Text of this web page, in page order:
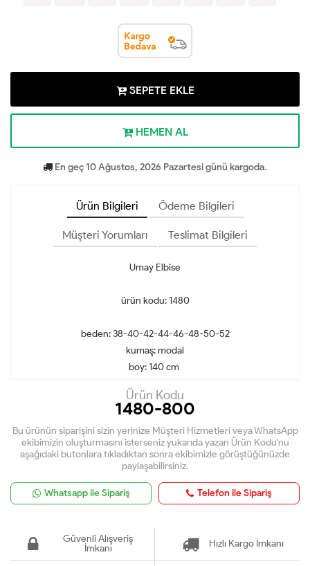
SEPETE EKLE
HEMEN AL
En geç 10 Ağustos, 2026 Pazartesi günü kargoda.
Ürün Bilgileri Ödeme Bilgileri
Müşteri Yorumları Teslimat Bilgileri
Umay Elbise
ürün kodu: 1480
beden: 38-40-42-44-46-48-50-52
kumaş: modal
boy: 140 cm
Ürün Kodu
1480-800
Bu ürünün siparişini sizin yerinize Müşteri Hizmetleri veya WhatsApp
ekibimizin oluşturmasını isterseniz yukarıda yazan Ürün Kodu'nu
aşağıdaki butonlara tıkladıktan sonra ekibimizle görüştüğünüzde
paylaşabilirsiniz.
Whatsapp ile Sipariş Telefon ile Sipariş
Güvenli Alışveriş
İmkanı
Hızlı Kargo İmkanı